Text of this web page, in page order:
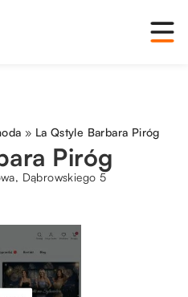
» La Qstyle Barbara Piróg
Piróg
Dąbrowskiego 5